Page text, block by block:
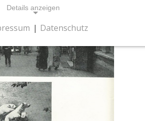
Details anzeigen
COOKIES
ermöglichen
Funktionen und sind für die
der Website
| Datenschutz